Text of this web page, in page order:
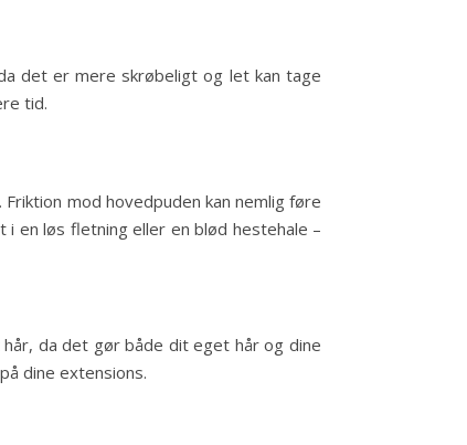
det er mere skrøbeligt og let kan tage
tid.
mod hovedpuden kan nemlig føre
en løs fletning eller en blød hestehale –
da det gør både dit eget hår og dine
dine extensions.